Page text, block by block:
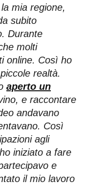
mia regione,
subito
Durante
molti
online. Così ho
realtà.
aperto un
e raccontare
andavano
Così
agli
iniziato a fare
e
il mio lavoro